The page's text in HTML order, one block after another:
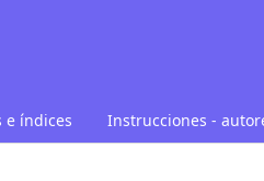
e índices Instrucciones -